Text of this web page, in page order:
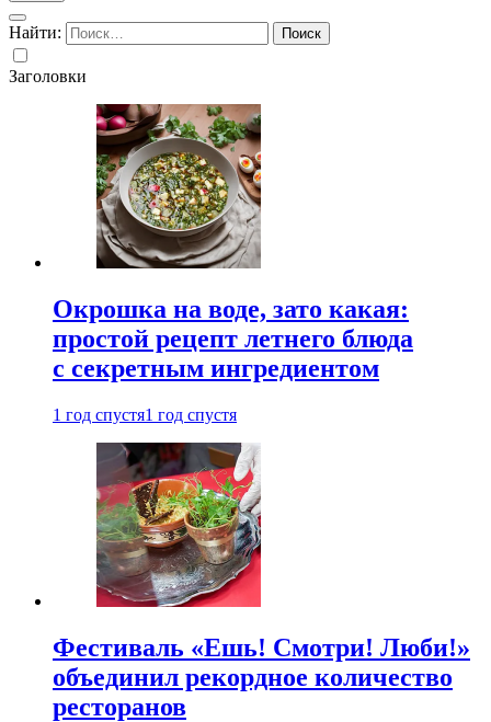
Найти:
Заголовки
Окрошка на воде, зато какая:
простой рецепт летнего блюда
с секретным ингредиентом
1 год спустя1 год спустя
Фестиваль «Ешь! Смотри! Люби!»
объединил рекордное количество
ресторанов